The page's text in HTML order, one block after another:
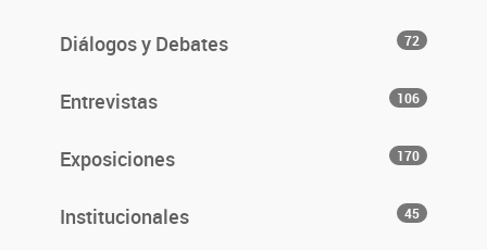
Diálogos y Debates 72
Entrevistas 106
Exposiciones 170
Institucionales 45